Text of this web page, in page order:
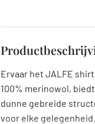
Ervaar het JALFE
100% merinowol,
dunne gebreide
voor elke